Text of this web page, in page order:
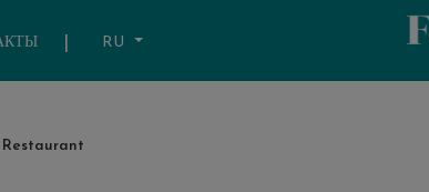
| RU
Restaurant